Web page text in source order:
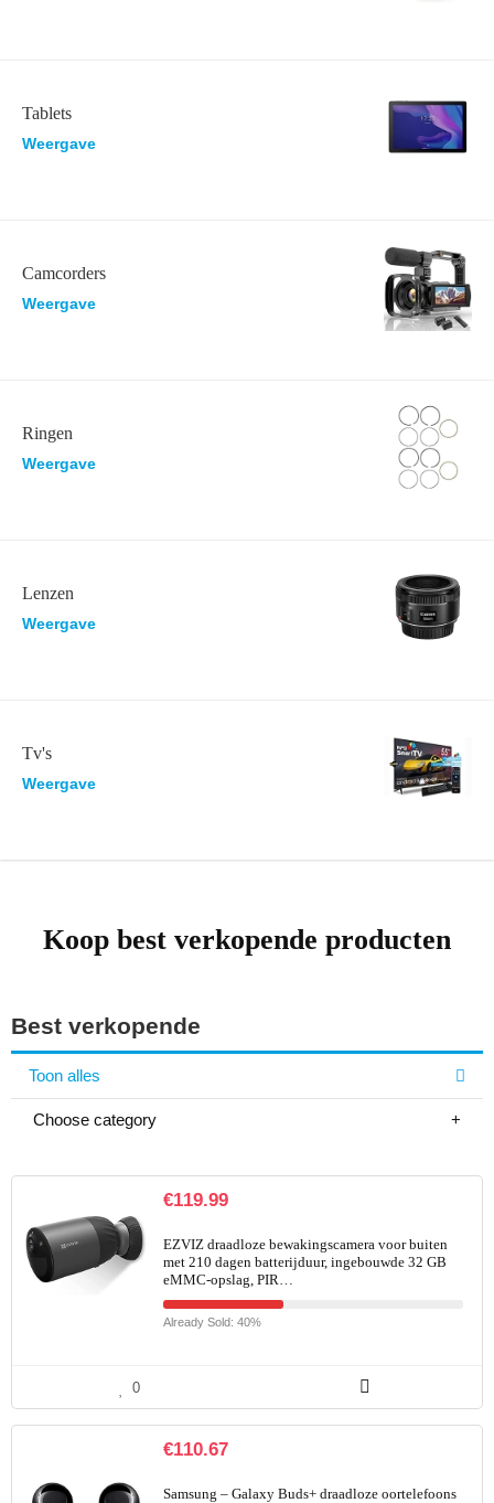
Tablets
Weergave
Camcorders
Weergave
Ringen
Weergave
Lenzen
Weergave
Tv's
Weergave
Koop best verkopende producten
Best verkopende
Toon alles
Choose category
€119.99
EZVIZ draadloze bewakingscamera voor buiten
met 210 dagen batterijduur, ingebouwde 32 GB
eMMC-opslag, PIR…
Already Sold: 40%
0
€110.67
Samsung – Galaxy Buds+ draadloze oortelefoons